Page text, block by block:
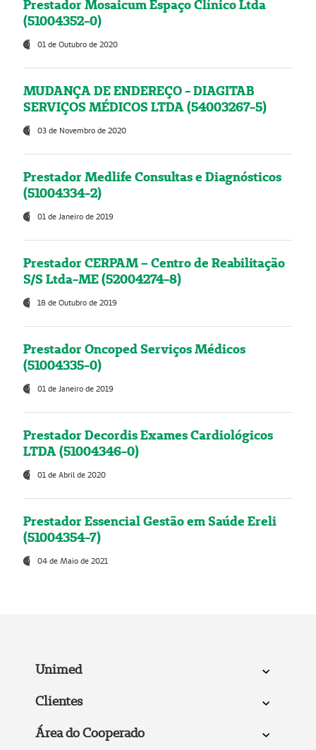
Prestador Mosaicum Espaço Clínico Ltda
(51004352-0)
01 de Outubro de 2020
MUDANÇA DE ENDEREÇO - DIAGITAB
SERVIÇOS MÉDICOS LTDA (54003267-5)
03 de Novembro de 2020
Prestador Medlife Consultas e Diagnósticos
(51004334-2)
01 de Janeiro de 2019
Prestador CERPAM – Centro de Reabilitação
S/S Ltda-ME (52004274-8)
18 de Outubro de 2019
Prestador Oncoped Serviços Médicos
(51004335-0)
01 de Janeiro de 2019
Prestador Decordis Exames Cardiológicos
LTDA (51004346-0)
01 de Abril de 2020
Prestador Essencial Gestão em Saúde Ereli
(51004354-7)
04 de Maio de 2021
Unimed
Clientes
Área do Cooperado